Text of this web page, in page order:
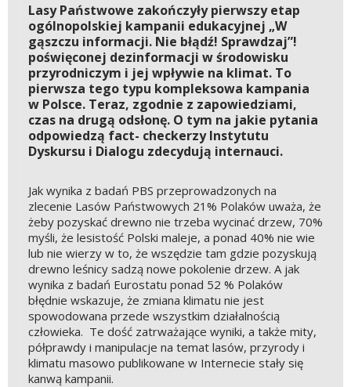
Lasy Państwowe zakończyły pierwszy etap
ogólnopolskiej kampanii edukacyjnej „W
gąszczu informacji. Nie błądź! Sprawdzaj”!
poświęconej dezinformacji w środowisku
przyrodniczym i jej wpływie na klimat. To
pierwsza tego typu kompleksowa kampania
w Polsce. Teraz, zgodnie z zapowiedziami,
czas na drugą odsłonę. O tym na jakie pytania
odpowiedzą fact- checkerzy Instytutu
Dyskursu i Dialogu zdecydują internauci.
Jak wynika z badań PBS przeprowadzonych na
zlecenie Lasów Państwowych 21% Polaków uważa, że
żeby pozyskać drewno nie trzeba wycinać drzew, 70%
myśli, że lesistość Polski maleje, a ponad 40% nie wie
lub nie wierzy w to, że wszędzie tam gdzie pozyskują
drewno leśnicy sadzą nowe pokolenie drzew. A jak
wynika z badań Eurostatu ponad 52 % Polaków
błędnie wskazuje, że zmiana klimatu nie jest
spowodowana przede wszystkim działalnością
człowieka. Te dość zatrważające wyniki, a także mity,
półprawdy i manipulacje na temat lasów, przyrody i
klimatu masowo publikowane w Internecie stały się
kanwą kampanii.